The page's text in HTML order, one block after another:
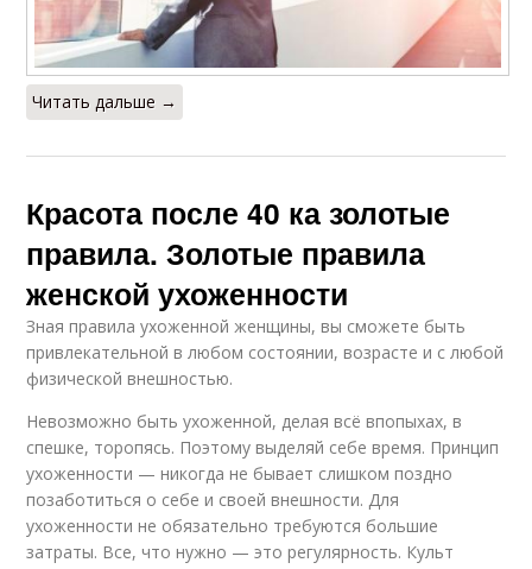
Читать дальше →
Красота после 40 ка золотые
правила. Золотые правила
женской ухоженности
Зная правила ухоженной женщины, вы сможете быть
привлекательной в любом состоянии, возрасте и с любой
физической внешностью.
Невозможно быть ухоженной, делая всё впопыхах, в
спешке, торопясь. Поэтому выделяй себе время. Принцип
ухоженности — никогда не бывает слишком поздно
позаботиться о себе и своей внешности. Для
ухоженности не обязательно требуются большие
затраты. Все, что нужно — это регулярность. Культ